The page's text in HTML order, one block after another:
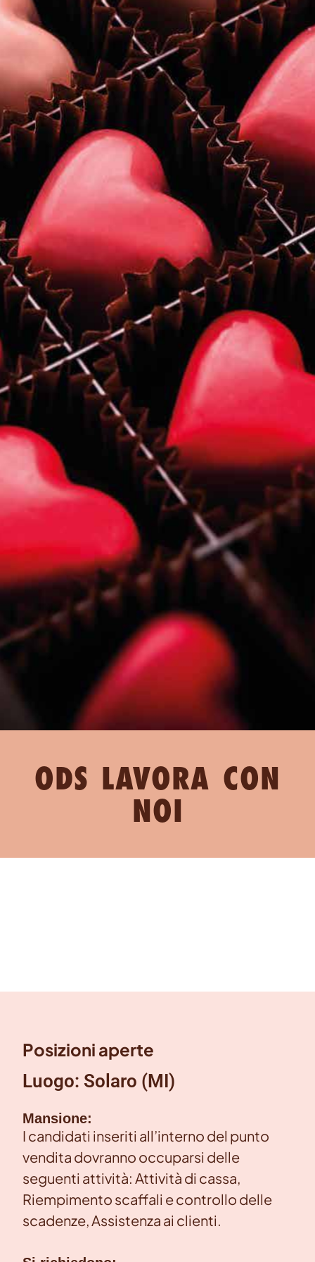
ODS LAVORA CON
NOI
Posizioni aperte
Luogo: Solaro (MI)
Mansione:
I candidati inseriti all’interno del punto
vendita dovranno occuparsi delle
seguenti attività: Attività di cassa,
Riempimento scaffali e controllo delle
scadenze, Assistenza ai clienti.